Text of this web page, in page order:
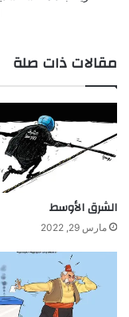
مقالات ذات صلة
الشرق الأوسط
مارس 29, 2022